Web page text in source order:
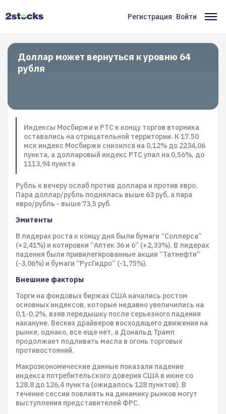
Меню
учётной
записи
Регистрация Войти
Доллар может вернуться к уровню 64
рубля
Индексы Мосбиржи и РТС к концу торгов вторника
оставались на отрицательной территории. К 17.50
мск индекс Мосбиржи снизился на 0,12% до 2234,06
пункта, а долларовый индекс РТС упал на 0,56%, до
1113,94 пункта
Рубль к вечеру ослаб против доллара и против евро.
Пара доллар/рубль поднялась выше 63 руб, а пара
евро/рубль - выше 73,5 руб.
Эмитенты
В лидерах роста к концу дня были бумаги “Соллерса”
(+2,41%) и котировки “Аптек 36 и 6” (+2,33%). В лидерах
падения были привилегированные акции “Татнефти”
(-3,06%) и бумаги “РусГидро” (-1,75%).
Внешние факторы
Торги на фондовых биржах США начались ростом
основных индексов, которые недавно увеличились на
0,1-0,2%, взяв передышку после серьезного падения
накануне. Веских драйверов восходящего движения на
рынке, однако, все еще нет, а Дональд Трамп
продолжает подливать масла в огонь торговых
противостояний.
Макроэкономические данные показали падение
индекса потребительского доверия США в июне со
128,8 до 126,4 пункта (ожидалось 128 пунктов). В
течение сессии повлиять на динамику рынков могут
выступления представителей ФРС.